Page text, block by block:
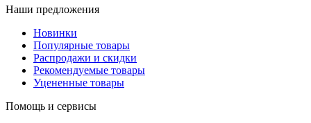
Наши предложения
Новинки
Популярные товары
Распродажи и скидки
Рекомендуемые товары
Уцененные товары
Помощь и сервисы